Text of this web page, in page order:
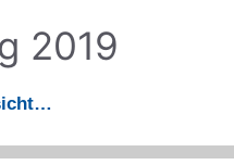
2019